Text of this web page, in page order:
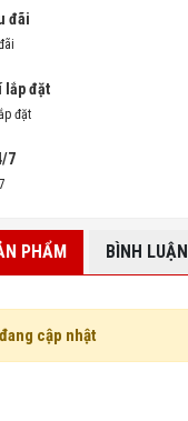
đãi
lắp đặt
đặt
7
PHẨM BÌNH LUẬN
cập nhật